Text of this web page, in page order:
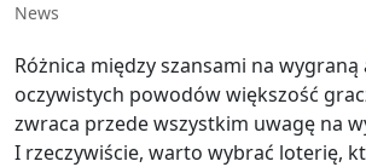
News
Różnica między szansami na wygraną
oczywistych powodów większość
zwraca przede wszystkim uwagę na
I rzeczywiście, warto wybrać loterię,